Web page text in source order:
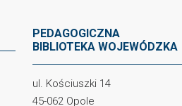
PEDAGOGICZNA
BIBLIOTEKA WOJEWÓDZKA
ul. Kościuszki 14
45-062 Opole